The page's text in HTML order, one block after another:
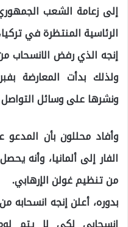
إلى زعامة الشعب
الرئاسية المنتظرة في
إنجه الذي رفض الانسحاب من
ولذلك بدأت المعارضة
ونشرها على وسائل
وأفاد محللون بأن
الفار إلى ألمانيا، وأنه
من تنظيم غولن الإرهابي.
بدوره، أعلن إنجه انسحابه